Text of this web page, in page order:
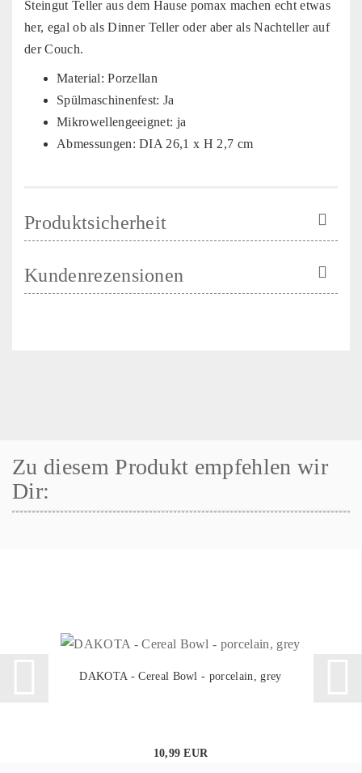
Steingut Teller aus dem Hause pomax machen echt etwas
her, egal ob als Dinner Teller oder aber als Nachteller auf
der Couch.
Material: Porzellan
Spülmaschinenfest: Ja
Mikrowellengeeignet: ja
Abmessungen: DIA 26,1 x H 2,7 cm
Produktsicherheit
Kundenrezensionen
Zu diesem Produkt empfehlen wir
Dir:
DAKOTA - Cereal Bowl - porcelain, grey
10,99 EUR